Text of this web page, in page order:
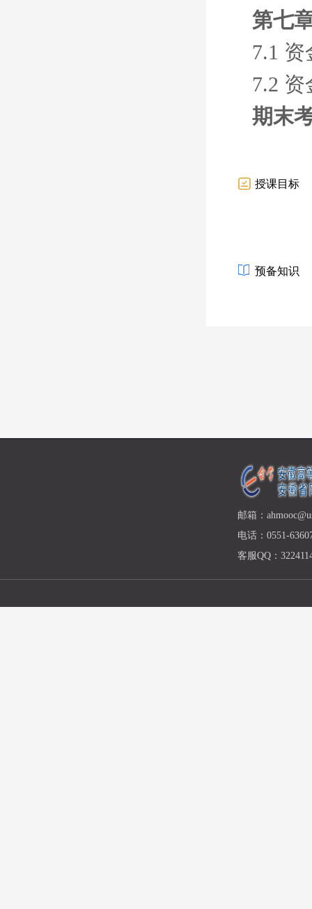
第七
7.1
7.2
期末
授课目标
预备知识
邮箱：
电话：0551-
客服QQ：